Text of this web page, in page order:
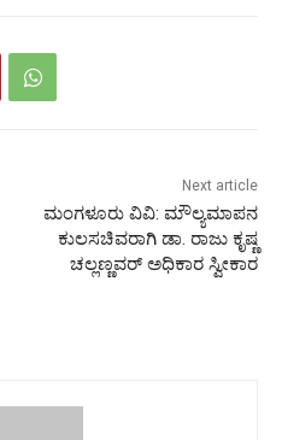
Next article
ಮಂಗಳೂರು ವಿವಿ: ಮೌಲ್ಯಮಾಪನ
ಕುಲಸಚಿವರಾಗಿ ಡಾ. ರಾಜು ಕೃಷ್ಣ
ಚಲ್ಲಣ್ಣವರ್ ಅಧಿಕಾರ ಸ್ವೀಕಾರ